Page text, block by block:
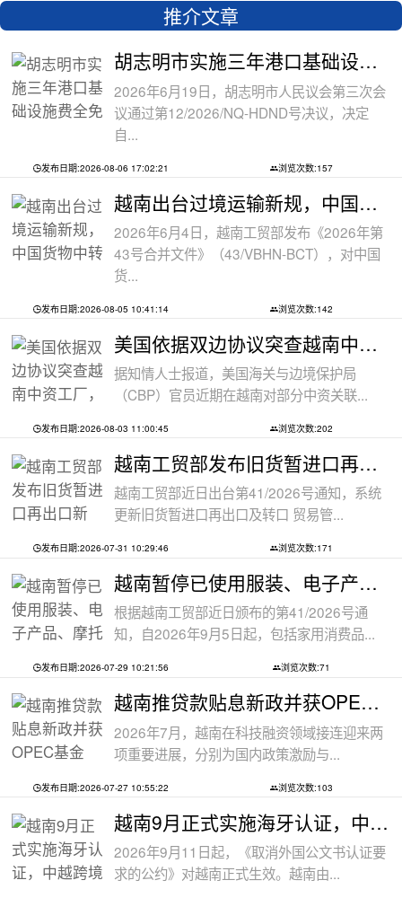
推介文章
胡志明市实施三年港口基础设施费全免政
2026年6月19日，胡志明市人民议会第三次会
议通过第12/2026/NQ-HDND号决议，决定
自...
发布日期:2026-08-06 17:02:21 浏览次数:157
越南出台过境运输新规，中国货物中转通
2026年6月4日，越南工贸部发布《2026年第
43号合并文件》（43/VBHN-BCT），对中国
货...
发布日期:2026-08-05 10:41:14 浏览次数:142
美国依据双边协议突查越南中资工厂，三
据知情人士报道，美国海关与边境保护局
（CBP）官员近期在越南对部分中资关联...
发布日期:2026-08-03 11:00:45 浏览次数:202
越南工贸部发布旧货暂进口再出口新规：
越南工贸部近日出台第41/2026号通知，系统
更新旧货暂进口再出口及转口 贸易管...
发布日期:2026-07-31 10:29:46 浏览次数:171
越南暂停已使用服装、电子产品、摩托车
根据越南工贸部近日颁布的第41/2026号通
知，自2026年9月5日起，包括家用消费品...
发布日期:2026-07-29 10:21:56 浏览次数:71
越南推贷款贴息新政并获OPEC基金5000万美
2026年7月，越南在科技融资领域接连迎来两
项重要进展，分别为国内政策激励与...
发布日期:2026-07-27 10:55:22 浏览次数:103
越南9月正式实施海牙认证，中越跨境文件
2026年9月11日起，《取消外国公文书认证要
求的公约》对越南正式生效。越南由...